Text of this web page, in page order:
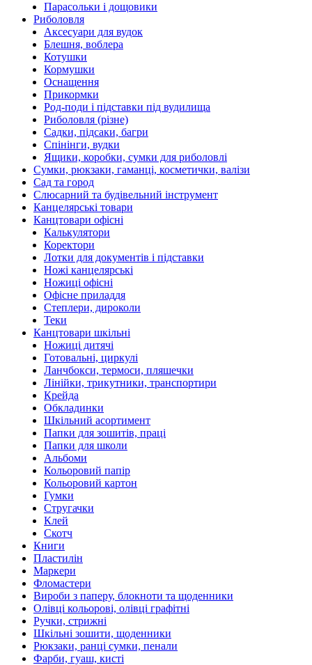
Парасольки і дощовики
Риболовля
Аксесуари для вудок
Блешня, воблера
Котушки
Кормушки
Оснащення
Прикормки
Род-поди і підставки під вудилища
Риболовля (різне)
Садки, підсаки, багри
Спінінги, вудки
Ящики, коробки, сумки для риболовлі
Сумки, рюкзаки, гаманці, косметички, валізи
Сад та город
Слюсарний та будівельний інструмент
Канцелярські товари
Канцтовари офісні
Калькулятори
Коректори
Лотки для документів і підставки
Ножі канцелярські
Ножиці офісні
Офісне приладдя
Степлери, дироколи
Теки
Канцтовари шкільні
Ножиці дитячі
Готовальні, циркулі
Ланчбокси, термоси, пляшечки
Лінійки, трикутники, транспортири
Крейда
Обкладинки
Шкільний асортимент
Папки для зошитів, праці
Папки для школи
Альбоми
Кольоровий папір
Кольоровий картон
Гумки
Стругачки
Клей
Скотч
Книги
Пластилін
Маркери
Фломастери
Вироби з паперу, блокноти та щоденники
Олівці кольорові, олівці графітні
Ручки, стрижні
Шкільні зошити, щоденники
Рюкзаки, ранці сумки, пенали
Фарби, гуаш, кисті